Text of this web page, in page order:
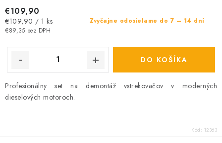
Zvyčajne odosielame do 7 – 14 dní
€89,35 bez DPH
€109,90
Jednotková
cena:
€109,90 / 1 ks
DO KOŠÍKA
Profesionálny set na demontáž vstrekovačov v moderných
dieselových motoroch.
Kód: 12363